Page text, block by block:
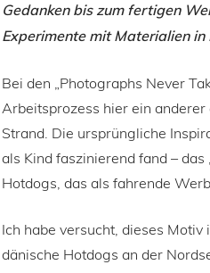
Gedanken bis zum fertigen
Experimente mit Materialien in
Bei den „Photographs Never
Arbeitsprozess hier ein
Strand. Die ursprüngliche
als Kind faszinierend fand –
Hotdogs, das als fahrende
Ich habe versucht, dieses
dänische Hotdogs an der